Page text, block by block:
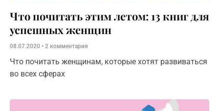
Что почитать этим летом: 13 книг для
успешных женщин
08.07.2020 2 комментария
Что почитать женщинам, которые хотят развиваться
во всех сферах